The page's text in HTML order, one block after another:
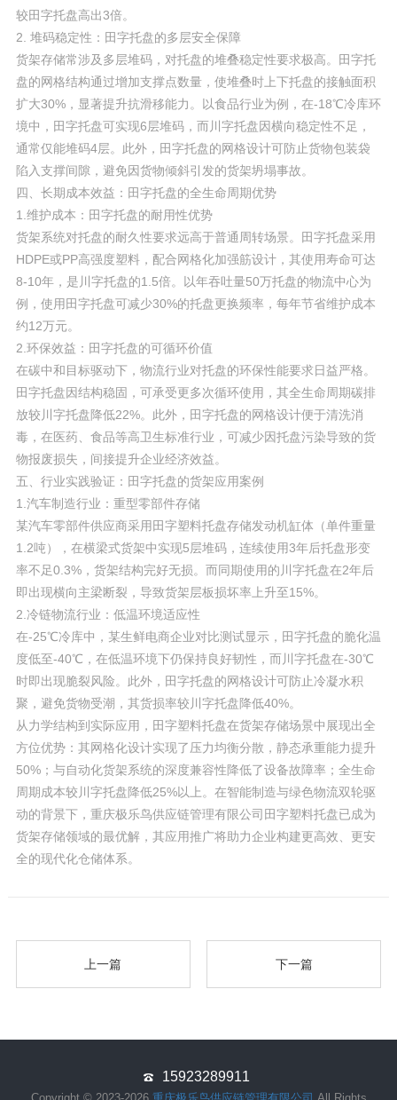
较田字托盘高出3倍。
2. 堆码稳定性：田字托盘的多层安全保障
货架存储常涉及多层堆码，对托盘的堆叠稳定性要求极高。田字托
盘的网格结构通过增加支撑点数量，使堆叠时上下托盘的接触面积
扩大30%，显著提升抗滑移能力。以食品行业为例，在-18℃冷库环
境中，田字托盘可实现6层堆码，而川字托盘因横向稳定性不足，
通常仅能堆码4层。此外，田字托盘的网格设计可防止货物包装袋
陷入支撑间隙，避免因货物倾斜引发的货架坍塌事故。
四、长期成本效益：田字托盘的全生命周期优势
1.维护成本：田字托盘的耐用性优势
货架系统对托盘的耐久性要求远高于普通周转场景。田字托盘采用
HDPE或PP高强度塑料，配合网格化加强筋设计，其使用寿命可达
8-10年，是川字托盘的1.5倍。以年吞吐量50万托盘的物流中心为
例，使用田字托盘可减少30%的托盘更换频率，每年节省维护成本
约12万元。
2.环保效益：田字托盘的可循环价值
在碳中和目标驱动下，物流行业对托盘的环保性能要求日益严格。
田字托盘因结构稳固，可承受更多次循环使用，其全生命周期碳排
放较川字托盘降低22%。此外，田字托盘的网格设计便于清洗消
毒，在医药、食品等高卫生标准行业，可减少因托盘污染导致的货
物报废损失，间接提升企业经济效益。
五、行业实践验证：田字托盘的货架应用案例
1.汽车制造行业：重型零部件存储
某汽车零部件供应商采用田字塑料托盘存储发动机缸体（单件重量
1.2吨），在横梁式货架中实现5层堆码，连续使用3年后托盘形变
率不足0.3%，货架结构完好无损。而同期使用的川字托盘在2年后
即出现横向主梁断裂，导致货架层板损坏率上升至15%。
2.冷链物流行业：低温环境适应性
在-25℃冷库中，某生鲜电商企业对比测试显示，田字托盘的脆化温
度低至-40℃，在低温环境下仍保持良好韧性，而川字托盘在-30℃
时即出现脆裂风险。此外，田字托盘的网格设计可防止冷凝水积
聚，避免货物受潮，其货损率较川字托盘降低40%。
从力学结构到实际应用，田字塑料托盘在货架存储场景中展现出全
方位优势：其网格化设计实现了压力均衡分散，静态承重能力提升
50%；与自动化货架系统的深度兼容性降低了设备故障率；全生命
周期成本较川字托盘降低25%以上。在智能制造与绿色物流双轮驱
动的背景下，重庆极乐鸟供应链管理有限公司田字塑料托盘已成为
货架存储领域的最优解，其应用推广将助力企业构建更高效、更安
全的现代化仓储体系。
上一篇 下一篇
15923289911